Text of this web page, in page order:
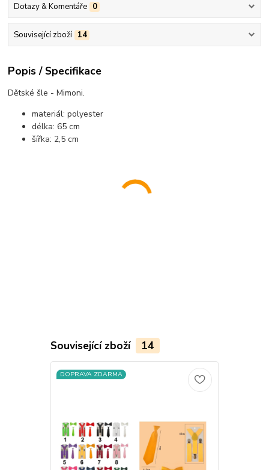
Dotazy & Komentáře 0
Související zboží 14
Popis / Specifikace
Dětské šle - Mimoni.
materiál: polyester
délka: 65 cm
šířka: 2,5 cm
Související zboží 14
DOPRAVA ZDARMA